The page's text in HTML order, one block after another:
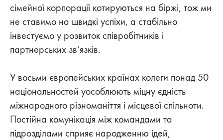
сімейної корпорації котируються на біржі, тож ми
не ставимо на швидкі успіхи, а стабільно
інвестуємо у розвиток співробітників і
партнерських зв’язків.
У восьми європейських країнах колеги понад 50
національностей уособлюють міцну єдність
міжнародного різноманіття і місцевої спільноти.
Постійна комунікація між командами та
підрозділами сприяє народженню ідей,